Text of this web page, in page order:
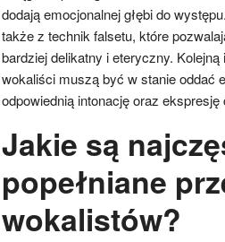
dodają emocjonalnej głębi do
także z technik falsetu, które
bardziej delikatny i eteryczny.
wokaliści muszą być w stanie oddać
odpowiednią intonację oraz ekspresję
Jakie są
popełniane
wokalistów?